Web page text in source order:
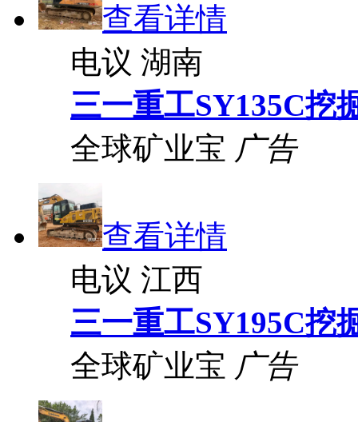
查看详情
电议 湖南
三一重工SY135C挖
全球矿业宝 广告
查看详情
电议 江西
三一重工SY195C挖
全球矿业宝 广告